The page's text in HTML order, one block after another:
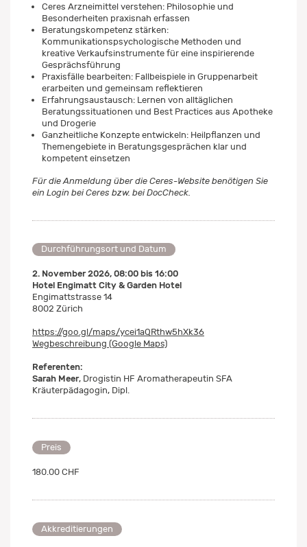
Ceres Arzneimittel verstehen: Philosophie und
Besonderheiten praxisnah erfassen
Beratungskompetenz stärken:
Kommunikationspsychologische Methoden und
kreative Verkaufsinstrumente für eine inspirierende
Gesprächsführung
Praxisfälle bearbeiten: Fallbeispiele in Gruppenarbeit
erarbeiten und gemeinsam reflektieren
Erfahrungsaustausch: Lernen von alltäglichen
Beratungssituationen und Best Practices aus Apotheke
und Drogerie
Ganzheitliche Konzepte entwickeln: Heilpflanzen und
Themengebiete in Beratungsgesprächen klar und
kompetent einsetzen
Für die Anmeldung über die Ceres-Website benötigen Sie
ein Login bei Ceres bzw. bei DocCheck.
Durchführungsort und Datum
2. November 2026, 08:00 bis 16:00
Hotel Engimatt City & Garden Hotel
Engimattstrasse 14
8002 Zürich
https://goo.gl/maps/ycei1aQRthw5hXk36
Wegbeschreibung (Google Maps)
Referenten:
Sarah Meer, Drogistin HF Aromatherapeutin SFA
Kräuterpädagogin, Dipl.
Preis
180.00 CHF
Akkreditierungen